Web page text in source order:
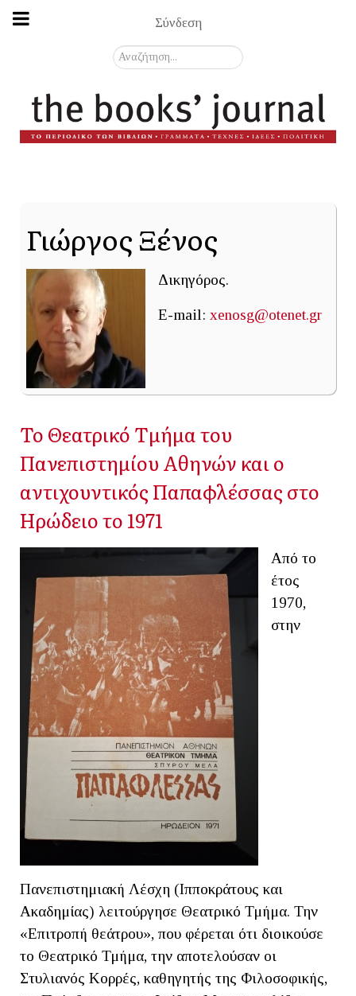
Σύνδεση
Αναζήτηση...
Γιώργος Ξένος
Δικηγόρος.
E-mail: xenosg@otenet.gr
Το Θεατρικό Τμήμα του
Πανεπιστημίου Αθηνών και ο
αντιχουντικός Παπαφλέσσας στο
Ηρώδειο το 1971
Από το
έτος
1970,
στην
Πανεπιστημιακή Λέσχη (Ιπποκράτους και
Ακαδημίας) λειτούργησε Θεατρικό Τμήμα. Την
«Επιτροπή θεάτρου», που φέρεται ότι διοικούσε
το Θεατρικό Τμήμα, την αποτελούσαν οι
Στυλιανός Κορρές, καθηγητής της Φιλοσοφικής,